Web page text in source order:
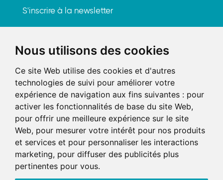
Nous utilisons des cookies
Ce site Web utilise des cookies et d'autres
technologies de suivi pour améliorer votre
expérience de navigation aux fins suivantes : pour
activer les fonctionnalités de base du site Web,
pour offrir une meilleure expérience sur le site
Web, pour mesurer votre intérêt pour nos produits
et services et pour personnaliser les interactions
marketing, pour diffuser des publicités plus
pertinentes pour vous.
S'inscrire à la newsletter
Rencontrons-nous
219, rue Saint-Honoré
75001 Paris
Tél. : 01 84 25 20 21
Mail : contact@axel-avocats.com
AXEL AARPI
SELARL ALEX – SELARL FXP-AVOCAT – SELARL
CGRUAT